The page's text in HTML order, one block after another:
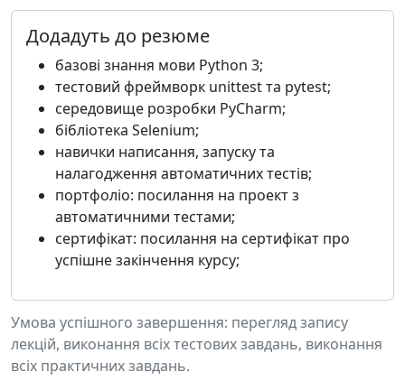
Додадуть до резюме
базові знання мови Python 3;
тестовий фреймворк unittest та pytest;
середовище розробки PyCharm;
бібліотека Selenium;
навички написання, запуску та
налагодження автоматичних тестів;
портфоліо: посилання на проект з
автоматичними тестами;
сертифікат: посилання на сертифікат про
успішне закінчення курсу;
Умова успішного завершення: перегляд запису
лекцій, виконання всіх тестових завдань, виконання
всіх практичних завдань.